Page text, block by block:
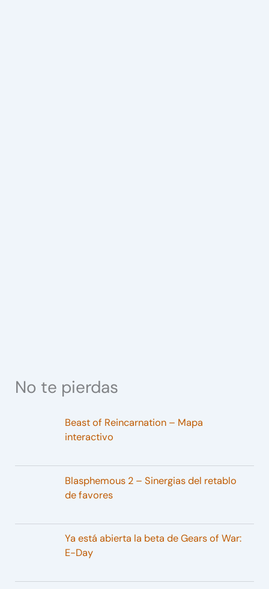
No te pierdas
Beast of Reincarnation – Mapa
interactivo
Blasphemous 2 – Sinergias del retablo
de favores
Ya está abierta la beta de Gears of War:
E-Day